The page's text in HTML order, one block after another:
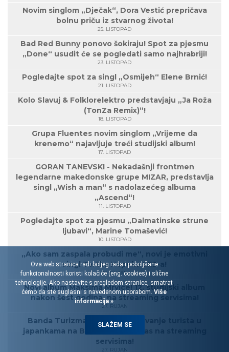
Novim singlom „Dječak“, Dora Vestić prepričava
bolnu priču iz stvarnog života!
25. LISTOPAD
Bad Red Bunny ponovo šokiraju! Spot za pjesmu
„Done“ usudit će se pogledati samo najhrabriji!
23. LISTOPAD
Pogledajte spot za singl „Osmijeh“ Elene Brnić!
21. LISTOPAD
Kolo Slavuj & Folklorelektro predstavjaju „Ja Roža
(TonZa Remix)“!
18. LISTOPAD
Grupa Fluentes novim singlom „Vrijeme da
krenemo“ najavljuje treći studijski album!
17. LISTOPAD
GORAN TANEVSKI - Nekadašnji frontmen
legendarne makedonske grupe MIZAR, predstavlja
singl „Wish a man“ s nadolazećeg albuma
„Ascend“!
11. LISTOPAD
Pogledajte spot za pjesmu „Dalmatinske strune
ljubavi“, Marine Tomašević!
10. LISTOPAD
„Ako sam zaspala probudi me“, novi je emotivni
singl Tvrtka Hopeka LES-a!
30. RUJAN
Novi album Maksima Mrvice! 12. studijski album
nakon šest godina, na streaming servisima!
27. RUJAN
Banda Turizma: Album „Spašavanje turista u
japankama na Biokovu“ od danas na streaming
servisima!
27. RUJAN
Ova web stranica radi boljeg rada i poboljšane
funkcionalnosti koristi kolačiće (eng. cookies) i slične
tehnologije. Ako nastavite s pregledom stranice, smatrat
ćemo da ste suglasni s navedenom uporabom. Više
informacija »
SLAŽEM SE